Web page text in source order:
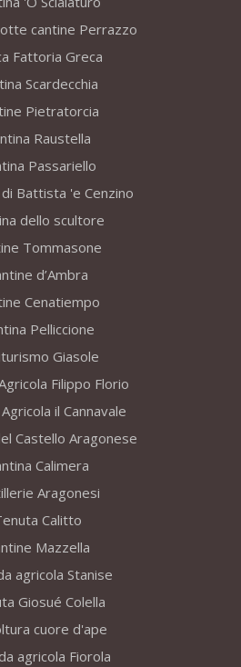
cantine Perrazzo
Fattoria Greca
Scardecchia
Pietratorcia
Raustella
Passariello
di Battista 'e Cenzino
dello scultore
Tommasone
d’Ambra
Cenatiempo
Pelliccione
Giasole
Filippo Florio
il Cannavale
Castello Aragonese
Calimera
Aragonesi
Calitto
Mazzella
agricola Stanise
Giosué Colella
cuore d'ape
agricola Fiorola